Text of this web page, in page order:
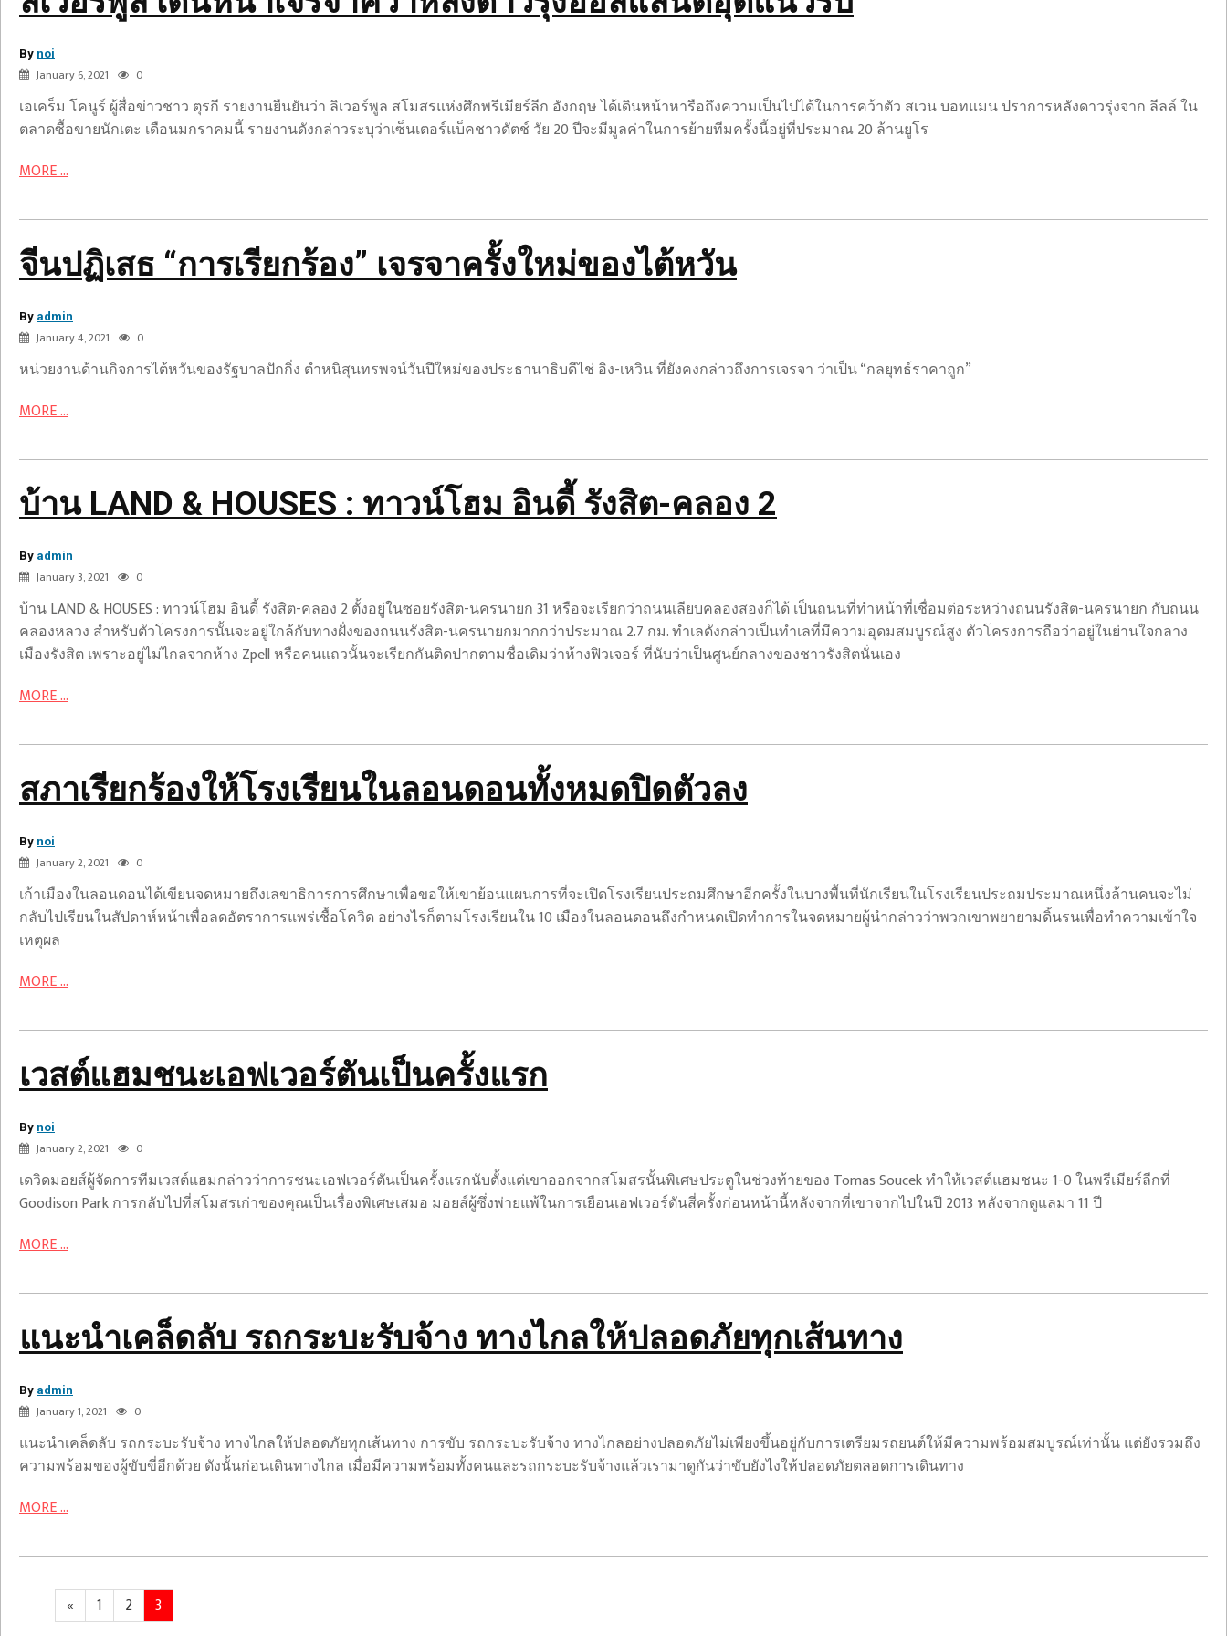
By noi
January 6, 2021 0
ฮอลแลนด์
แนว
รับ
เอเคร็ม โคนูร์ ผู้สื่อข่าวชาว ตุรกี รายงานยืนยันว่า ลิเวอร์พูล สโมสรแห่งศึกพรีเมียร์ลีก อังกฤษ ได้เดินหน้าหารือถึงความเป็นไปได้ในการคว้าตัว สเวน บอทแมน ปราการหลังดาวรุ่งจาก ลีลล์ ใน
ตลาดซื้อขายนักเตะ เดือนมกราคมนี้ รายงานดังกล่าวระบุว่าเซ็นเตอร์แบ็คชาวดัตช์ วัย 20 ปีจะมีมูลค่าในการย้ายทีมครั้งนี้อยู่ที่ประมาณ 20 ล้านยูโร
MORE ...
จีนปฏิเสธ “การเรียกร้อง” เจรจาครั้งใหม่ของไต้หวัน
By admin
January 4, 2021 0
จีน
ปฏิเสธ
“การ
เจรจา
ครั้ง
ของ
ไต้หวัน
หน่วยงานด้านกิจการไต้หวันของรัฐบาลปักกิ่ง ตำหนิสุนทรพจน์วันปีใหม่ของประธานาธิบดีไช่ อิง-เหวิน ที่ยังคงกล่าวถึงการเจรจา ว่าเป็น “กลยุทธ์ราคาถูก”
MORE ...
บ้าน LAND & HOUSES : ทาวน์โฮม อินดี้ รังสิต-คลอง 2
By admin
January 3, 2021 0
บ้าน
&
HOUSES
:
อิน
ดี้
คลอง
2
บ้าน LAND & HOUSES : ทาวน์โฮม อินดี้ รังสิต-คลอง 2 ตั้งอยู่ในซอยรังสิต-นครนายก 31 หรือจะเรียกว่าถนนเลียบคลองสองก็ได้ เป็นถนนที่ทำหน้าที่เชื่อมต่อระหว่างถนนรังสิต-นครนายก กับถนน
คลองหลวง สำหรับตัวโครงการนั้นจะอยู่ใกล้กับทางฝั่งของถนนรังสิต-นครนายกมากกว่าประมาณ 2.7 กม. ทำเลดังกล่าวเป็นทำเลที่มีความอุดมสมบูรณ์สูง ตัวโครงการถือว่าอยู่ในย่านใจกลาง
เมืองรังสิต เพราะอยู่ไม่ไกลจากห้าง Zpell หรือคนแถวนั้นจะเรียกกันติดปากตามชื่อเดิมว่าห้างฟิวเจอร์ ที่นับว่าเป็นศูนย์กลางของชาวรังสิตนั่นเอง
MORE ...
สภาเรียกร้องให้โรงเรียนในลอนดอนทั้งหมดปิดตัวลง
By noi
January 2, 2021 0
สภา
เรียก
ร้อง
ให้
ลอนดอน
ทั้งหมด
ตัว
ลง
เก้าเมืองในลอนดอนได้เขียนจดหมายถึงเลขาธิการการศึกษาเพื่อขอให้เขาย้อนแผนการที่จะเปิดโรงเรียนประถมศึกษาอีกครั้งในบางพื้นที่นักเรียนในโรงเรียนประถมประมาณหนึ่งล้านคนจะไม่
กลับไปเรียนในสัปดาห์หน้าเพื่อลดอัตราการแพร่เชื้อโควิด อย่างไรก็ตามโรงเรียนใน 10 เมืองในลอนดอนถึงกำหนดเปิดทำการในจดหมายผู้นำกล่าวว่าพวกเขาพยายามดิ้นรนเพื่อทำความเข้าใจ
เหตุผล
MORE ...
เวสต์แฮมชนะเอฟเวอร์ตันเป็นครั้งแรก
By noi
January 2, 2021 0
เวสต์
แฮม
เวอร์
ตัน
ครั้ง
แรก
เดวิดมอยส์ผู้จัดการทีมเวสต์แฮมกล่าวว่าการชนะเอฟเวอร์ตันเป็นครั้งแรกนับตั้งแต่เขาออกจากสโมสรนั้นพิเศษประตูในช่วงท้ายของ Tomas Soucek ทำให้เวสต์แฮมชนะ 1-0 ในพรีเมียร์ลีกที่
Goodison Park การกลับไปที่สโมสรเก่าของคุณเป็นเรื่องพิเศษเสมอ มอยส์ผู้ซึ่งพ่ายแพ้ในการเยือนเอฟเวอร์ตันสี่ครั้งก่อนหน้านี้หลังจากที่เขาจากไปในปี 2013 หลังจากดูแลมา 11 ปี
MORE ...
แนะนำเคล็ดลับ รถกระบะรับจ้าง ทางไกลให้ปลอดภัยทุกเส้นทาง
By admin
January 1, 2021 0
แนะนำ
ลับ
รถ
กระบะ
รับจ้าง
ให้
ปลอดภัย
เส้น
ทาง
แนะนำเคล็ดลับ รถกระบะรับจ้าง ทางไกลให้ปลอดภัยทุกเส้นทาง การขับ รถกระบะรับจ้าง ทางไกลอย่างปลอดภัยไม่เพียงขึ้นอยู่กับการเตรียมรถยนต์ให้มีความพร้อมสมบูรณ์เท่านั้น แต่ยังรวมถึง
ความพร้อมของผู้ขับขี่อีกด้วย ดังนั้นก่อนเดินทางไกล เมื่อมีความพร้อมทั้งคนและรถกระบะรับจ้างแล้วเรามาดูกันว่าขับยังไงให้ปลอดภัยตลอดการเดินทาง
MORE ...
Posts
navigation
« Previous
page
Page
1 Page
2 Page
3